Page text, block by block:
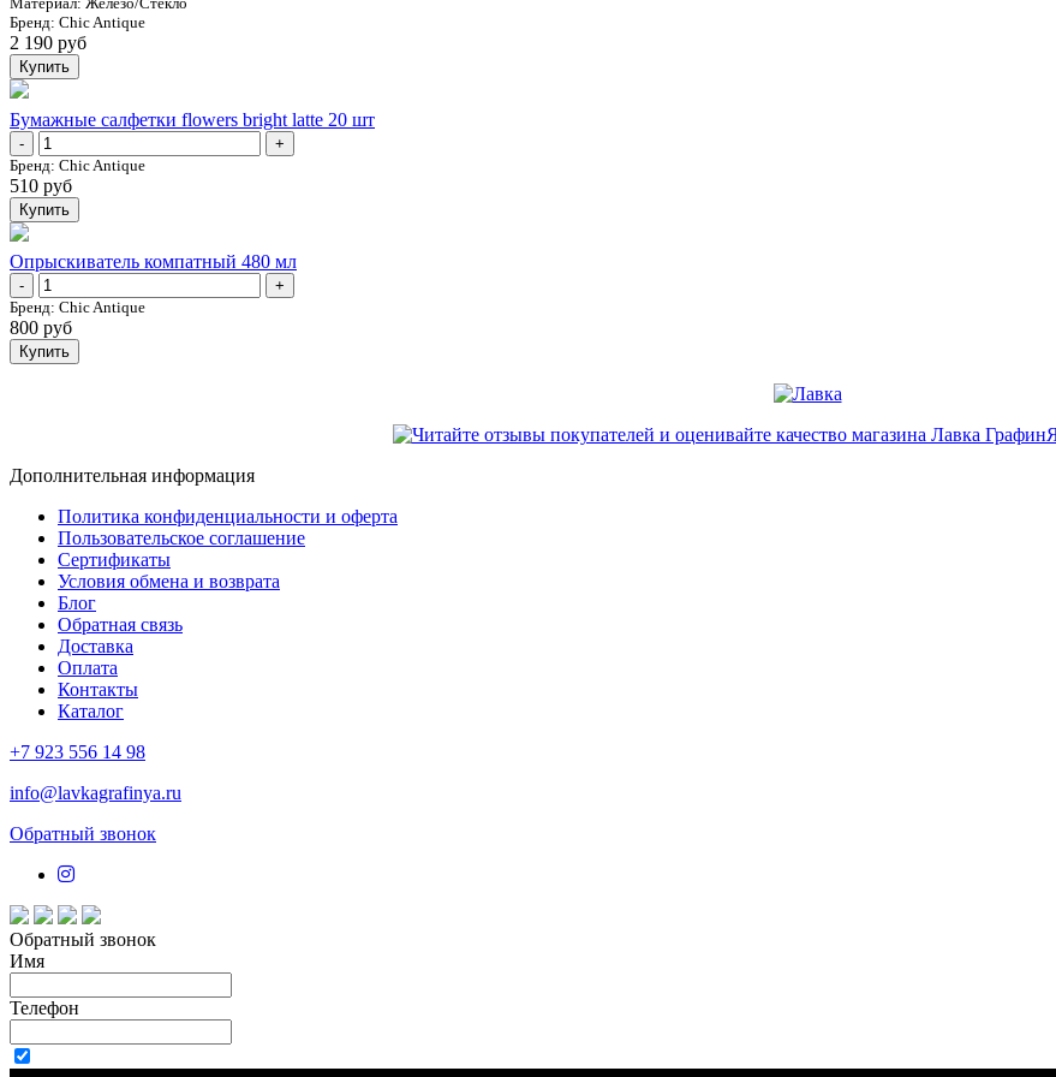
Бренд: Chic Antique
2 190 руб
Купить
Бумажные салфетки flowers bright latte 20 шт
-
+
Бренд: Chic Antique
510 руб
Купить
Опрыскиватель компатный 480 мл
-
+
Бренд: Chic Antique
800 руб
Купить
Дополнительная информация
Политика конфиденциальности и оферта
Пользовательское соглашение
Сертификаты
Условия обмена и возврата
Блог
Обратная связь
Доставка
Оплата
Контакты
Каталог
+7 923 556 14 98
info@lavkagrafinya.ru
Обратный звонок
Обратный звонок
Имя
Телефон